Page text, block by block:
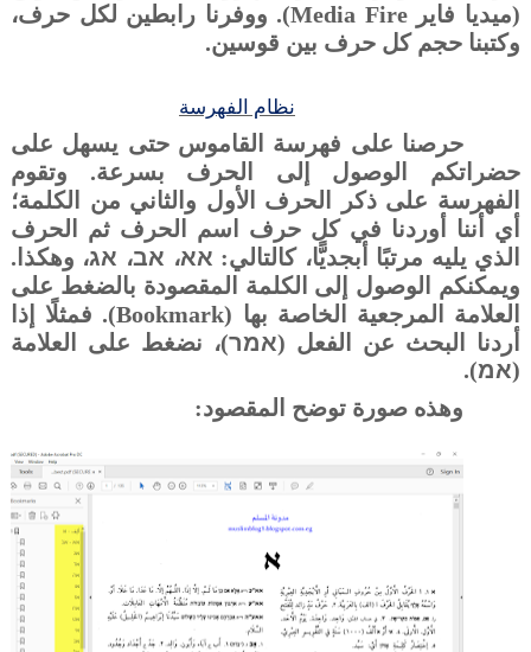
(ميديا فايرMedia Fire). ووفرنا رابطين لكل حرف،
وكتبنا حجم كل حرف بين قوسين.
نظام الفهرسة
حرصنا على فهرسة القاموس حتى يسهل على
حضراتكم الوصول إلى الحرف بسرعة. وتقوم
الفهرسة على ذكر الحرف الأول والثاني من الكلمة؛
أي أننا أوردنا في كل حرف اسم الحرف ثم الحرف
الذي يليه مرتبًا أبجديًّا، كالتالي: אא، אב، אג، وهكذا .
ويمكنكم الوصول إلى الكلمة المقصودة بالضغط على
العلامة المرجعية الخاصة بها (Bookmark). فمثلًا إذا
أردنا البحث عن الفعل (אמר)، نضغط على العلامة
(אמ)
.
وهذه صورة توضح المقصود: